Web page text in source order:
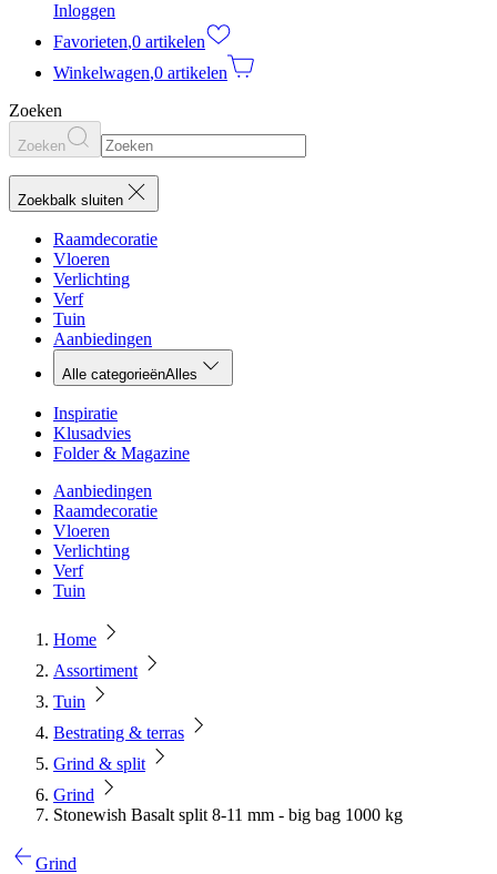
Inloggen
Favorieten,0 artikelen
Winkelwagen,0 artikelen
Zoeken
Zoeken
Zoekbalk sluiten
Raamdecoratie
Vloeren
Verlichting
Verf
Tuin
Aanbiedingen
Alle categorieënAlles
Inspiratie
Klusadvies
Folder & Magazine
Aanbiedingen
Raamdecoratie
Vloeren
Verlichting
Verf
Tuin
Home
Assortiment
Tuin
Bestrating & terras
Grind & split
Grind
Stonewish Basalt split 8-11 mm - big bag 1000 kg
Grind